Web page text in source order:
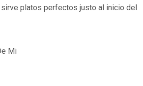
platos perfectos justo al inicio del
Mi